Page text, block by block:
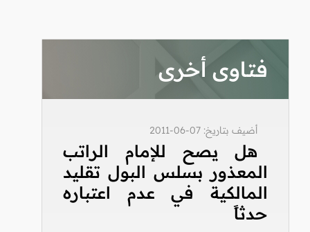
فتاوى أخرى
أضيف بتاريخ: 07-06-2011
هل يصح للإمام الراتب
المعذور بسلس البول تقليد
المالكية في عدم اعتباره
حدثاً